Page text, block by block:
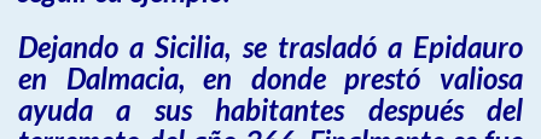
Dejando a Sicilia, se trasladó a Epidauro
en Dalmacia, en donde prestó valiosa
ayuda a sus habitantes después del